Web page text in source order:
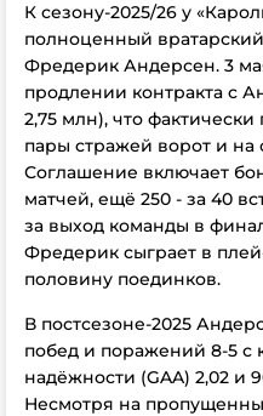
К сезону-2025/26 у
полноценный
Фредерик Андерсен. 3
продлении контракта с
2,75 млн), что
пары стражей ворот и
Соглашение включает
матчей, ещё 250 - за 40
за выход команды в
Фредерик сыграет в
половину поединков.
В постсезоне-2025
побед и поражений 8-5 с
надёжности (GAA) 2,02 и
Несмотря на